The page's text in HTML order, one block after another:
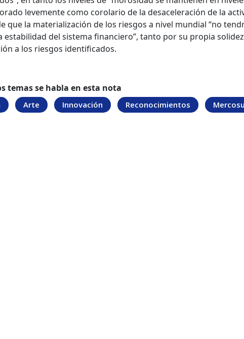
levemente como corolario de la desaceleración de la
que la materialización de los riesgos a nivel mundial “no
estabilidad del sistema financiero”, tanto por su propia
a los riesgos identificados.
temas se habla en esta nota
Arte Innovación Reconocimientos